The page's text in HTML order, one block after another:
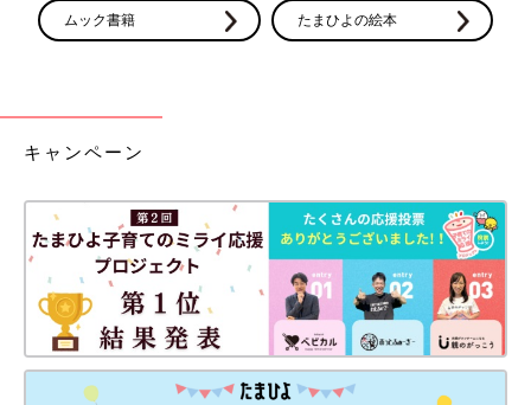
ムック書籍 たまひよの絵本
キャンペーン